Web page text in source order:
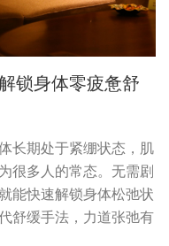
锁身体零疲惫舒
长期处于紧绷状态，肌
很多人的常态。无需剧
能快速解锁身体松弛状
舒缓手法，力道张弛有